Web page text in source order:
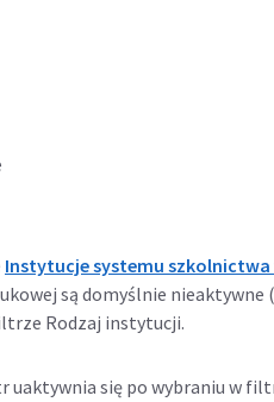
Instytucje systemu szkolnictwa
są domyślnie
Rodzaj instytucji.
uaktywnia się po wybraniu w